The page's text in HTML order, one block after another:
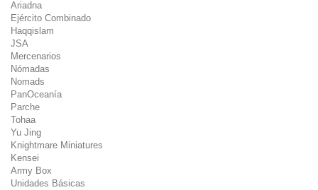
Ariadna
Ejército Combinado
Haqqislam
JSA
Mercenarios
Nómadas
Nomads
PanOceanía
Parche
Tohaa
Yu Jing
Knightmare Miniatures
Kensei
Army Box
Unidades Básicas